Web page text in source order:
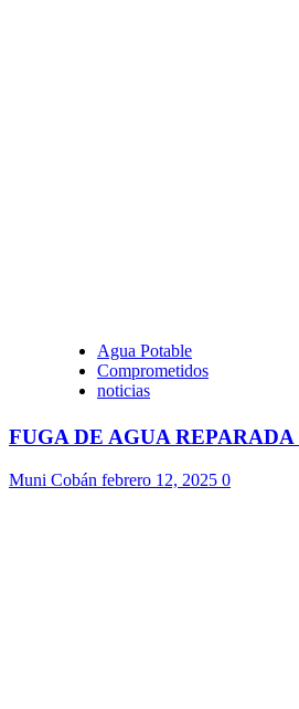
Agua Potable
Comprometidos
noticias
FUGA DE AGUA REPARADA
Muni Cobán febrero 12, 2025 0